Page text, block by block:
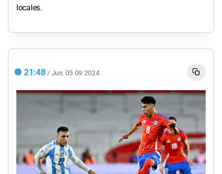
locales.
21:48 / Jue. 05.09.2024